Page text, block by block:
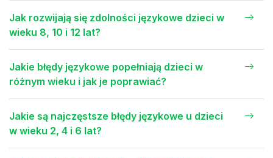
Jak rozwijają się zdolności językowe dzieci w
wieku 8, 10 i 12 lat?
Jakie błędy językowe popełniają dzieci w
różnym wieku i jak je poprawiać?
Jakie są najczęstsze błędy językowe u dzieci
w wieku 2, 4 i 6 lat?